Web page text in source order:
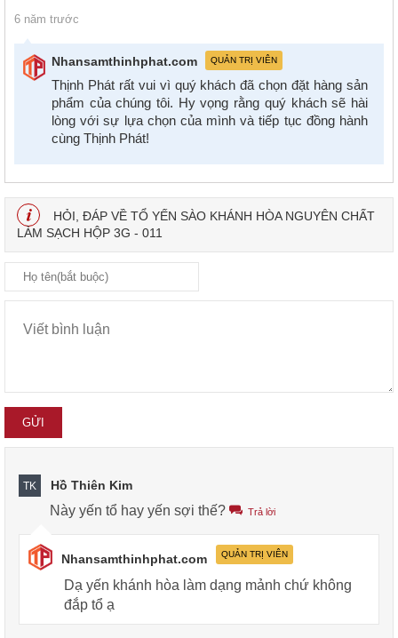
6 năm trước
Nhansamthinhphat.com QUẢN TRỊ VIÊN
Thịnh Phát rất vui vì quý khách đã chọn đặt hàng sản
phẩm của chúng tôi. Hy vọng rằng quý khách sẽ hài
lòng với sự lựa chọn của mình và tiếp tục đồng hành
cùng Thịnh Phát!
HỎI, ĐÁP VỀ TỔ YẾN SÀO KHÁNH HÒA NGUYÊN CHẤT
LÀM SẠCH HỘP 3G - 011
TK Hồ Thiên Kim
Này yến tổ hay yến sợi thế? Trả lời
Nhansamthinhphat.com QUẢN TRỊ VIÊN
Dạ yến khánh hòa làm dạng mảnh chứ không
đắp tổ ạ